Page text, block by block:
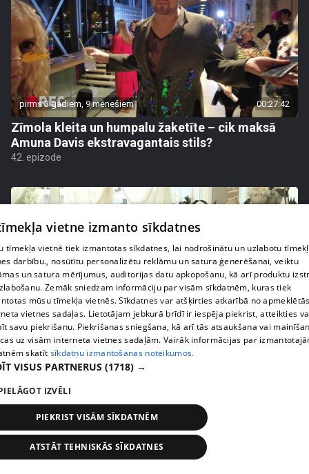
pirms 3 gadiem, 9 mēnešiem 00:27:42
Zīmola kleita un humpalu žaketīte – cik maksā
Amuna Davis ekstravagantais stils?
42. epizode
pirms 3 gadiem, 9 mēnešiem 00:24:50
Kambalu pāri laulās mācītājs no Austrālijas
41. epizode
vietne izmanto sīkdatnes
tīmekļa vietnē tiek izmantotas sīkdatnes, lai nodrošinātu un uzlabotu
darbību., nosūtītu personalizētu reklāmu un satura ģenerēšanai, veiktu
un satura mērījumus, auditorijas datu apkopošanu, kā arī produktu
Zemāk sniedzam informāciju par visām sīkdatnēm, kuras tiek
mūsu tīmekļa vietnēs. Sīkdatnes var atšķirties atkarībā no
vietnes sadaļas. Lietotājam jebkurā brīdī ir iespēja piekrist, atteikties
savu piekrišanu. Piekrišanas sniegšana, kā arī tās atsaukšana vai
uz visām interneta vietnes sadaļām. Vairāk informācijas par
skatīt sīkdatņu izmantošanas noteikumos.
VISUS PARTNERUS (1718) →
IZVĒLI
PIEKRIST VISĀM SĪKDATNĒM
ATSTĀT TEHNISKĀS SĪKDATNES